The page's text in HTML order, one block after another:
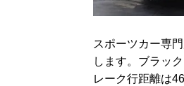
スポーツカー専
します。ブラッ
レーク行距離は